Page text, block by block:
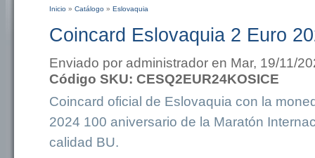
Inicio » Catálogo » Eslovaquia
Coincard Eslovaquia 2 Euro
Enviado por administrador en Mar, 19/11/
Código SKU: CESQ2EUR24KOSICE
Coincard oficial de Eslovaquia con la
2024 100 aniversario de la Maratón
calidad BU.